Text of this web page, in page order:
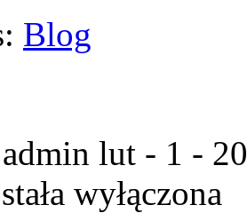
Blog
lut - 1 -
wyłączona